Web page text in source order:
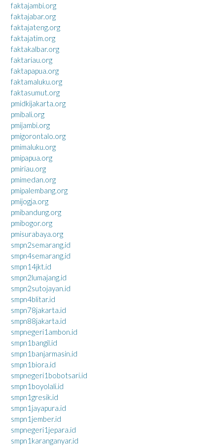
faktajambi.org
faktajabar.org
faktajateng.org
faktajatim.org
faktakalbar.org
faktariau.org
faktapapua.org
faktamaluku.org
faktasumut.org
pmidkijakarta.org
pmibali.org
pmijambi.org
pmigorontalo.org
pmimaluku.org
pmipapua.org
pmiriau.org
pmimedan.org
pmipalembang.org
pmijogja.org
pmibandung.org
pmibogor.org
pmisurabaya.org
smpn2semarang.id
smpn4semarang.id
smpn14jkt.id
smpn2lumajang.id
smpn2sutojayan.id
smpn4blitar.id
smpn78jakarta.id
smpn88jakarta.id
smpnegeri1ambon.id
smpn1bangil.id
smpn1banjarmasin.id
smpn1biora.id
smpnegeri1bobotsari.id
smpn1boyolali.id
smpn1gresik.id
smpn1jayapura.id
smpn1jember.id
smpnegeri1jepara.id
smpn1karanganyar.id